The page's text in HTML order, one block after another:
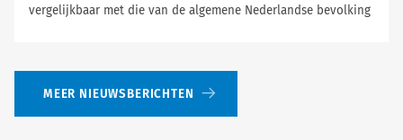
vergelijkbaar met die van de algemene Nederlandse bevolking
MEER NIEUWSBERICHTEN